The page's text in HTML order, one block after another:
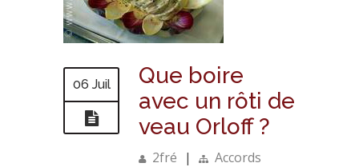
06 Juil
Que boire
avec un rôti de
veau Orloff ?
2fré |
Accords